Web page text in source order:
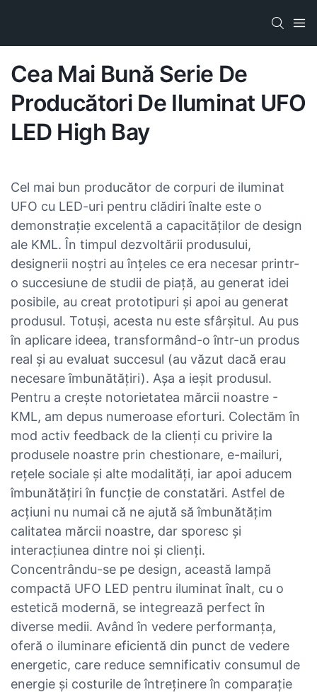
Cea Mai Bună Serie De
Producători De Iluminat UFO
LED High Bay
Cel mai bun producător de corpuri de iluminat
UFO cu LED-uri pentru clădiri înalte este o
demonstrație excelentă a capacităților de design
ale KML. În timpul dezvoltării produsului,
designerii noștri au înțeles ce era necesar printr-
o succesiune de studii de piață, au generat idei
posibile, au creat prototipuri și apoi au generat
produsul. Totuși, acesta nu este sfârșitul. Au pus
în aplicare ideea, transformând-o într-un produs
real și au evaluat succesul (au văzut dacă erau
necesare îmbunătățiri). Așa a ieșit produsul.
Pentru a crește notorietatea mărcii noastre -
KML, am depus numeroase eforturi. Colectăm în
mod activ feedback de la clienți cu privire la
produsele noastre prin chestionare, e-mailuri,
rețele sociale și alte modalități, iar apoi aducem
îmbunătățiri în funcție de constatări. Astfel de
acțiuni nu numai că ne ajută să îmbunătățim
calitatea mărcii noastre, dar sporesc și
interacțiunea dintre noi și clienți.
Concentrându-se pe design, această lampă
compactă UFO LED pentru iluminat înalt, cu o
estetică modernă, se integrează perfect în
diverse medii. Având în vedere performanța,
oferă o iluminare eficientă din punct de vedere
energetic, care reduce semnificativ consumul de
energie și costurile de întreținere în comparație